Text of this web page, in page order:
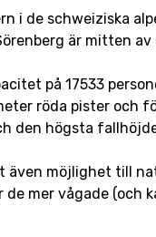
i de schweiziska
är mitten
på 17533
röda pister och
den högsta
även möjlighet till
mer vågade (och